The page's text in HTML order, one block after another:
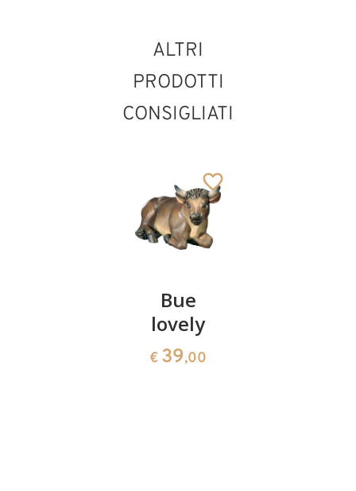
ALTRI
PRODOTTI
CONSIGLIATI
Bue
lovely
€ 39,00